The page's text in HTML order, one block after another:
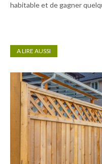
habitable et de gagner
A LIRE AUSSI